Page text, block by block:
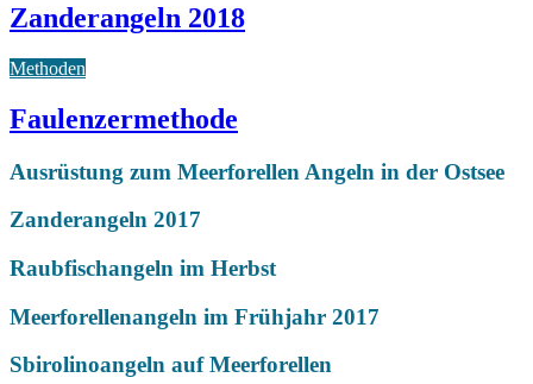
Zanderangeln 2018
Methoden
Faulenzermethode
Ausrüstung zum Meerforellen Angeln in der Ostsee
Zanderangeln 2017
Raubfischangeln im Herbst
Meerforellenangeln im Frühjahr 2017
Sbirolinoangeln auf Meerforellen